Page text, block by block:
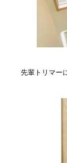
先輩トリマー